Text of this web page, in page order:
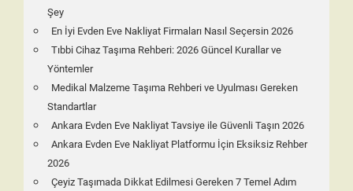
Şey
En İyi Evden Eve Nakliyat Firmaları Nasıl Seçersin 2026
Tıbbi Cihaz Taşıma Rehberi: 2026 Güncel Kurallar ve
Yöntemler
Medikal Malzeme Taşıma Rehberi ve Uyulması Gereken
Standartlar
Ankara Evden Eve Nakliyat Tavsiye ile Güvenli Taşın 2026
Ankara Evden Eve Nakliyat Platformu İçin Eksiksiz Rehber
2026
Çeyiz Taşımada Dikkat Edilmesi Gereken 7 Temel Adım